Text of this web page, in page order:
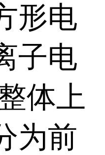
形电
子电
体上
为前